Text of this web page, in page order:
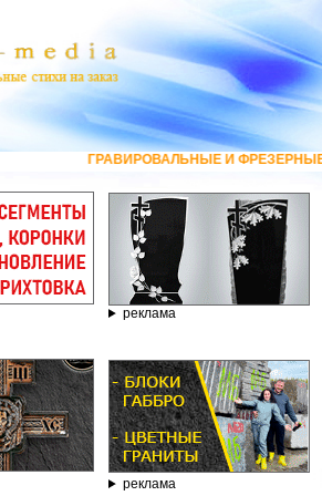
ГРАВИРОВАЛЬНЫЕ И ФРЕЗЕРНЫЕ СТАНКИ ПО
реклама
реклама